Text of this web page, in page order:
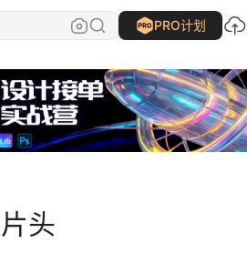
PRO计划
头
猿文件网官方账号